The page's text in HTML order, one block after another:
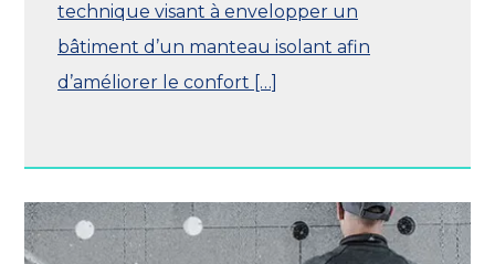
technique visant à envelopper un
bâtiment d’un manteau isolant afin
d’améliorer le confort […]